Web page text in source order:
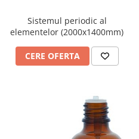
Sistemul periodic al
elementelor (2000x1400mm)
CERE OFERTA